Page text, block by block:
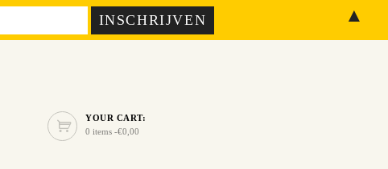
YOUR CART:
0 items -€0,00
▲